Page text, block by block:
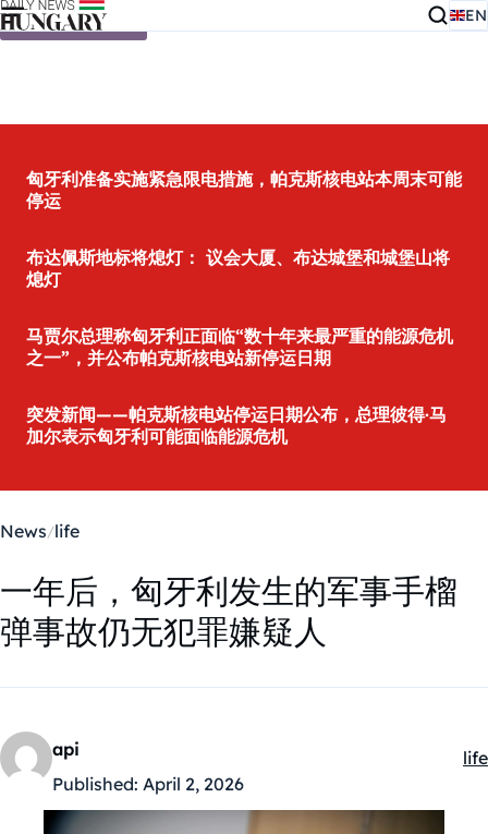
Skip to content EN
匈牙利准备实施紧急限电措施，帕克斯核电站本周末可能
停运
布达佩斯地标将熄灯： 议会大厦、布达城堡和城堡山将
熄灯
马贾尔总理称匈牙利正面临“数十年来最严重的能源危机
之一”，并公布帕克斯核电站新停运日期
突发新闻——帕克斯核电站停运日期公布，总理彼得·马
加尔表示匈牙利可能面临能源危机
News life
一年后，匈牙利发生的军事手榴
弹事故仍无犯罪嫌疑人
api
Published: April 2, 2026
life